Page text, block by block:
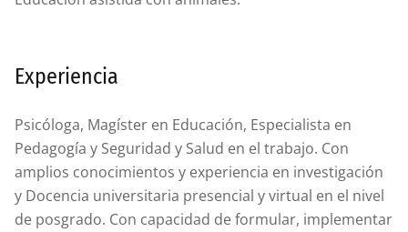
Experiencia
Psicóloga, Magíster en Educación, Especialista en
Pedagogía y Seguridad y Salud en el trabajo. Con
amplios conocimientos y experiencia en investigación
y Docencia universitaria presencial y virtual en el nivel
de posgrado. Con capacidad de formular, implementar